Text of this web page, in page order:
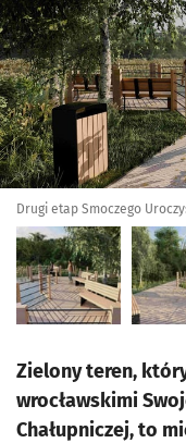
Drugi etap Smoczego
Zielony teren,
wrocławskimi
Chałupniczej, to